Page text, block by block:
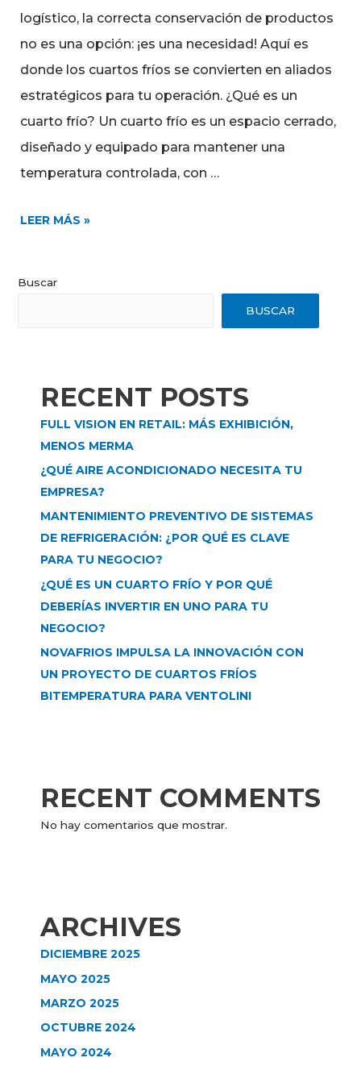
logístico, la correcta conservación de productos
no es una opción: ¡es una necesidad! Aquí es
donde los cuartos fríos se convierten en aliados
estratégicos para tu operación. ¿Qué es un
cuarto frío? Un cuarto frío es un espacio cerrado,
diseñado y equipado para mantener una
temperatura controlada, con …
LEER MÁS »
Buscar
BUSCAR
RECENT POSTS
FULL VISION EN RETAIL: MÁS EXHIBICIÓN,
MENOS MERMA
¿QUÉ AIRE ACONDICIONADO NECESITA TU
EMPRESA?
MANTENIMIENTO PREVENTIVO DE SISTEMAS
DE REFRIGERACIÓN: ¿POR QUÉ ES CLAVE
PARA TU NEGOCIO?
¿QUÉ ES UN CUARTO FRÍO Y POR QUÉ
DEBERÍAS INVERTIR EN UNO PARA TU
NEGOCIO?
NOVAFRIOS IMPULSA LA INNOVACIÓN CON
UN PROYECTO DE CUARTOS FRÍOS
BITEMPERATURA PARA VENTOLINI
RECENT COMMENTS
No hay comentarios que mostrar.
ARCHIVES
DICIEMBRE 2025
MAYO 2025
MARZO 2025
OCTUBRE 2024
MAYO 2024